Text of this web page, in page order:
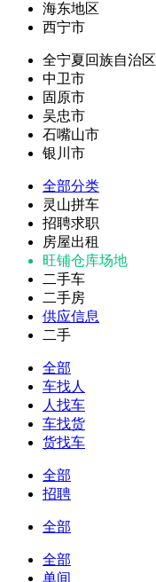
海东地区
西宁市
全宁夏回族自治区
中卫市
固原市
吴忠市
石嘴山市
银川市
全部分类
灵山拼车
招聘求职
房屋出租
旺铺仓库场地
二手车
二手房
供应信息
二手
全部
车找人
人找车
车找货
货找车
全部
招聘
全部
全部
单间